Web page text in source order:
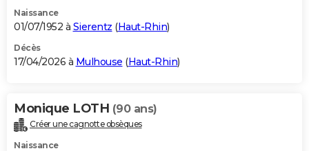
Dictionnaire
Biographies
Citations
Expressions
Proverbes
PROGRAMME TV
S'inscrire
Se connecter
Lycées
Collèges
Primaires
Universités
Entreprises
Service militaire
Avis de recherche
AVIS DE DÉCÈS
Bricolage
Lifestyle
Culture
Sport
Auto
Television
Voyage
Cinema
Naissance
01/07/1952 à Sierentz (Haut-Rhin)
Décès
17/04/2026 à Mulhouse (Haut-Rhin)
Monique LOTH (90 ans)
Créer une cagnotte obsèques
Naissance